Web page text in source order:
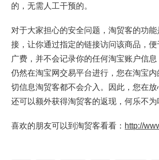
的，无需人工干预的。
对于大家担心的安全问题，淘贸客的功
接，让你通过指定的链接访问该商品，
广费，并不会记录你的任何淘宝账户信
仍然在淘宝网交易平台进行，您在淘宝
切信息淘贸客都不会介入。因此，您在放
还可以额外获得淘贸客的返现，何乐不为
喜欢的朋友可以到淘贸客看看： http://